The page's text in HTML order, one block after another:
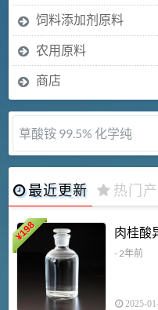
饲料添加剂原料
农用原料
商店
草酸铵 99.5% 化学纯
最近更新 热门
¥
198 肉桂酸
- 2年前
2025-